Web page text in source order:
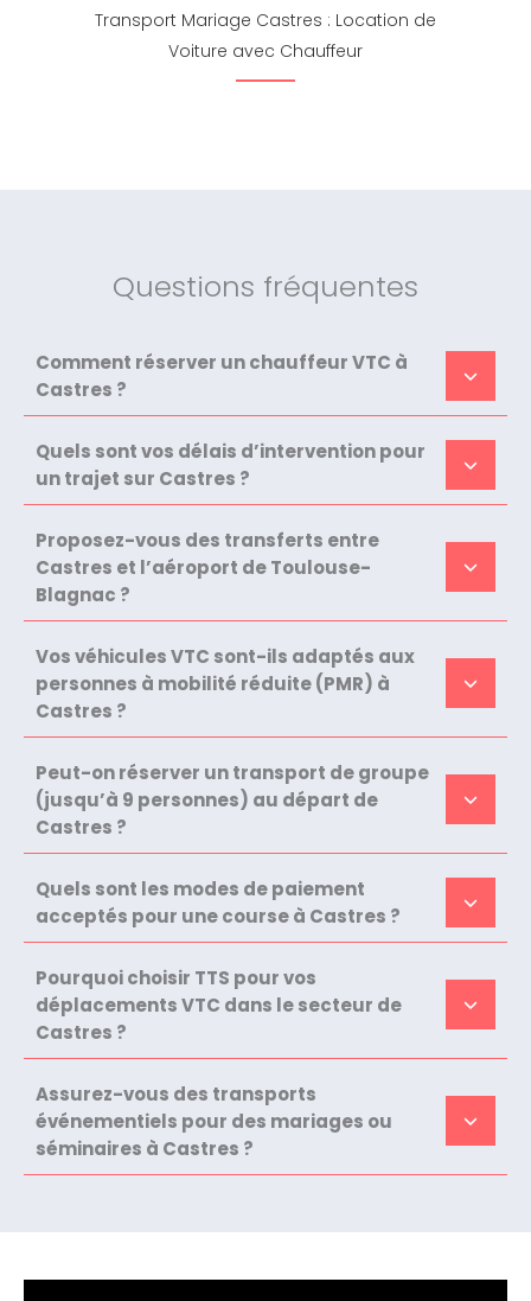
Transport Mariage Castres : Location de
Voiture avec Chauffeur
Questions fréquentes
Comment réserver un chauffeur VTC à
Castres ?
Quels sont vos délais d’intervention pour
un trajet sur Castres ?
Proposez-vous des transferts entre
Castres et l’aéroport de Toulouse-
Blagnac ?
Vos véhicules VTC sont-ils adaptés aux
personnes à mobilité réduite (PMR) à
Castres ?
Peut-on réserver un transport de groupe
(jusqu’à 9 personnes) au départ de
Castres ?
Quels sont les modes de paiement
acceptés pour une course à Castres ?
Pourquoi choisir TTS pour vos
déplacements VTC dans le secteur de
Castres ?
Assurez-vous des transports
événementiels pour des mariages ou
séminaires à Castres ?